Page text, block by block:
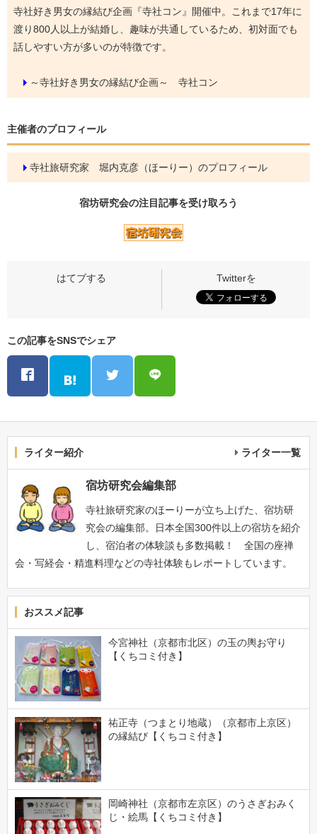
寺社好き男女の縁結び企画『寺社コン』開催中。これまで17年に
渡り800人以上が結婚し、趣味が共通しているため、初対面でも
話しやすい方が多いのが特徴です。
～寺社好き男女の縁結び企画～ 寺社コン
主催者のプロフィール
寺社旅研究家 堀内克彦（ほーりー）のプロフィール
宿坊研究会の注目記事を受け取ろう
この記事をSNSでシェア
ライター紹介 ライター一覧
宿坊研究会編集部
寺社旅研究家のほーりーが立ち上げた、宿坊研
究会の編集部。日本全国300件以上の宿坊を紹介
し、宿泊者の体験談も多数掲載！ 全国の座禅
会・写経会・精進料理などの寺社体験もレポートしています。
おススメ記事
今宮神社（京都市北区）の玉の輿お守り
【くちコミ付き】
祐正寺（つまとり地蔵）（京都市上京区）
の縁結び【くちコミ付き】
岡崎神社（京都市左京区）のうさぎおみく
じ・絵馬【くちコミ付き】